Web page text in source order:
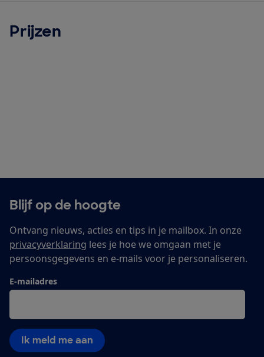
Prijzen
Blijf op de hoogte
Ontvang nieuws, acties en tips in je mailbox. In onze
privacyverklaring lees je hoe we omgaan met je
persoonsgegevens en e-mails voor je personaliseren.
E-mailadres
Ik meld me aan